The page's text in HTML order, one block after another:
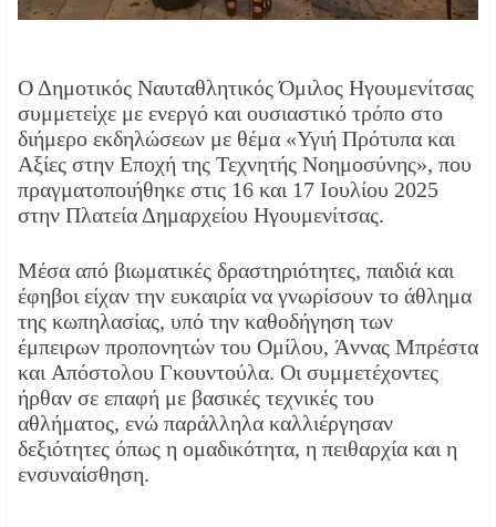
Ο Δημοτικός Ναυταθλητικός Όμιλος Ηγουμενίτσας
συμμετείχε με ενεργό και ουσιαστικό τρόπο στο
διήμερο εκδηλώσεων με θέμα «Υγιή Πρότυπα και
Αξίες στην Εποχή της Τεχνητής Νοημοσύνης», που
πραγματοποιήθηκε στις 16 και 17 Ιουλίου 2025
στην Πλατεία Δημαρχείου Ηγουμενίτσας.
Μέσα από βιωματικές δραστηριότητες, παιδιά και
έφηβοι είχαν την ευκαιρία να γνωρίσουν το άθλημα
της κωπηλασίας, υπό την καθοδήγηση των
έμπειρων προπονητών του Ομίλου, Άννας Μπρέστα
και Απόστολου Γκουντούλα. Οι συμμετέχοντες
ήρθαν σε επαφή με βασικές τεχνικές του
αθλήματος, ενώ παράλληλα καλλιέργησαν
δεξιότητες όπως η ομαδικότητα, η πειθαρχία και η
ενσυναίσθηση.